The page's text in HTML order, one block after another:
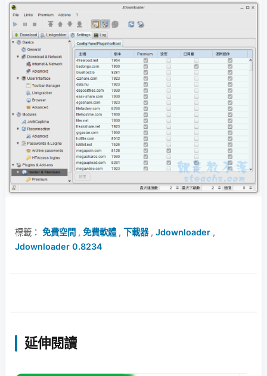
標籤： 免費空間 , 免費軟體, 下載器, Jdownloader ,
Jdownloader 0.8234
延伸閱讀